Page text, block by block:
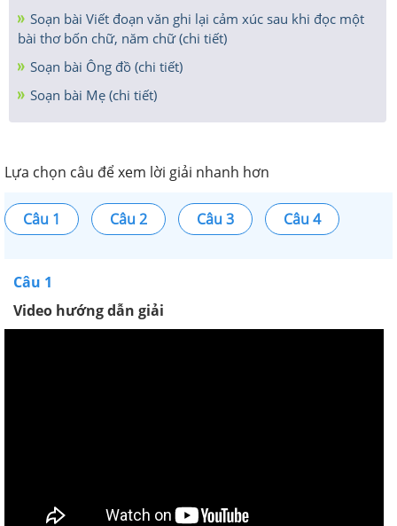
Soạn bài Viết đoạn văn ghi lại cảm xúc sau khi đọc một
bài thơ bốn chữ, năm chữ (chi tiết)
Soạn bài Ông đồ (chi tiết)
Soạn bài Mẹ (chi tiết)
Lựa chọn câu để xem lời giải nhanh hơn
Câu 1 Câu 2 Câu 3 Câu 4
Câu 1
Video hướng dẫn giải